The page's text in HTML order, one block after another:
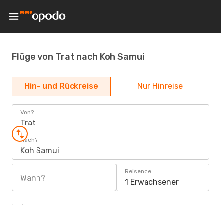
Flüge von Trat nach Koh Samui
Hin- und Rückreise Nur Hinreise
Von?
Trat
Nach?
Koh Samui
Wann?
Reisende
1 Erwachsener